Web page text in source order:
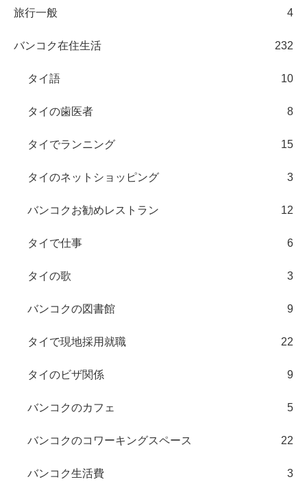
旅行一般 4
バンコク在住生活 232
タイ語 10
タイの歯医者 8
タイでランニング 15
タイのネットショッピング 3
バンコクお勧めレストラン 12
タイで仕事 6
タイの歌 3
バンコクの図書館 9
タイで現地採用就職 22
タイのビザ関係 9
バンコクのカフェ 5
バンコクのコワーキングスペース 22
バンコク生活費 3